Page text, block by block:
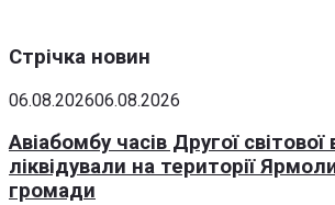
Стрічка новин
06.08.202606.08.2026
Авіабомбу часів Другої світової
ліквідували на території
громади